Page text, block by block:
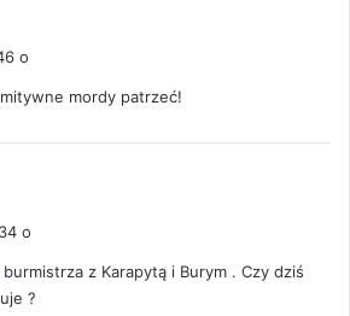
o
mordy patrzeć!
o
z Karapytą i Burym . Czy dziś
?